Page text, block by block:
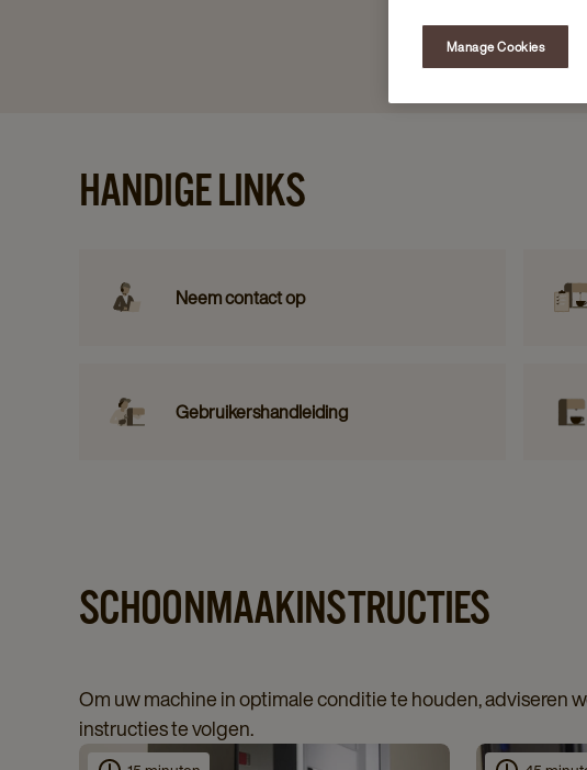
HANDIGE LINKS
Neem contact op
Gebruikershandleiding
SCHOONMAAKINSTRUCTIES
Om uw machine in optimale conditie te houden, adviseren
instructies te volgen.
Manage Cookies